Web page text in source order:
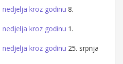
nedjelja kroz godinu 8.
nedjelja kroz godinu 1.
nedjelja kroz godinu 25. srpnja